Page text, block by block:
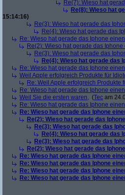
Re(7): Wieso hat
Re(8): Wieso hat
15:14:16)
Re(3): Wieso hat gerade das
Re(4): Wieso hat gerade das
Re: Wieso hat gerade das Iphone
Re(2): Wieso hat gerade das
Re(3): Wieso hat gerade das
Re(4): Wieso hat gerade das
Re: Wieso hat gerade das Iphone
Weil Apple erfolgreich Produkte für
Re: Weil Apple erfolgreich Produkte
Re: Wieso hat gerade das Iphone
Weil Sie die ersten waren, (Tec am
Re: Wieso hat gerade das Iphone
Re: Wieso hat gerade das Iphone
Re(2): Wieso hat gerade das
Re(3): Wieso hat gerade das
Re(4): Wieso hat gerade das
Re(3): Wieso hat gerade das
Re(2): Wieso hat gerade das
Re: Wieso hat gerade das Iphone
Re: Wieso hat gerade das Iphone
Re: Wieso hat gerade das Iphone
Re: Wieso hat gerade das Iphone